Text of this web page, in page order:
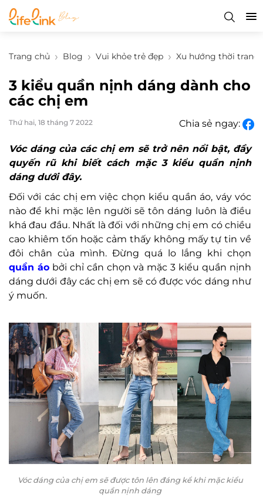
Trang chủ Blog Vui khỏe trẻ đẹp Xu hướng thời trang
3 kiểu quần nịnh dáng dành cho
các chị em
Thứ hai, 18 tháng 7 2022 Chia sẻ ngay:
Vóc dáng của các chị em sẽ trở nên nổi bật, đầy
quyến rũ khi biết cách mặc 3 kiểu quần nịnh
dáng dưới đây.
Đối với các chị em việc chọn kiểu quần áo, váy vóc
nào để khi mặc lên người sẽ tôn dáng luôn là điều
khá đau đầu. Nhất là đối với những chị em có chiều
cao khiêm tốn hoặc cảm thấy không mấy tự tin về
đôi chân của mình. Đừng quá lo lắng khi chọn
quần áobởi chỉ cần chọn và mặc 3 kiểu quần nịnh
dáng dưới đây các chị em sẽ có được vóc dáng như
ý muốn.
Vóc dáng của chị em sẽ được tôn lên đáng kể khi mặc kiểu
quần nịnh dáng